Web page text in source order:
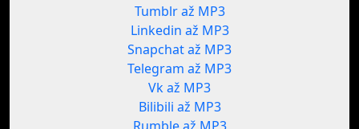
Tumblr až MP3
Linkedin až MP3
Snapchat až MP3
Telegram až MP3
Vk až MP3
Bilibili až MP3